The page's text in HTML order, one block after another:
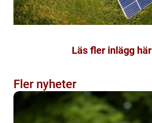
Läs fler inlägg här
Fler nyheter